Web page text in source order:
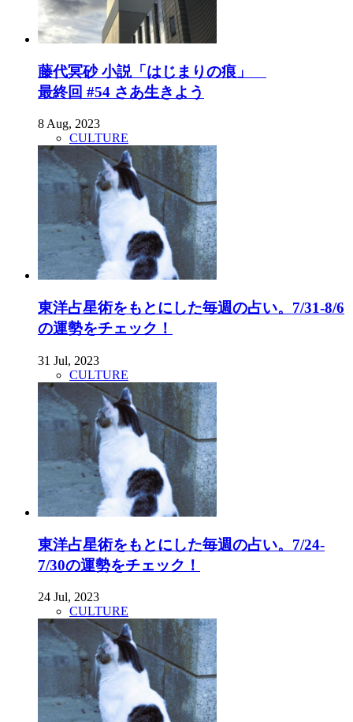
藤代冥砂 小説「はじまりの痕」
最終回 #54 さあ生きよう
8 Aug, 2023
CULTURE
東洋占星術をもとにした毎週の占い。7/31-8/6
の運勢をチェック！
31 Jul, 2023
CULTURE
東洋占星術をもとにした毎週の占い。7/24-
7/30の運勢をチェック！
24 Jul, 2023
CULTURE